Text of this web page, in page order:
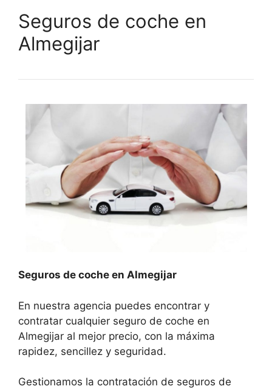
Seguros de coche en
Almegijar
Seguros de coche en Almegijar
En nuestra agencia puedes encontrar y
contratar cualquier seguro de coche en
Almegijar al mejor precio, con la máxima
rapidez, sencillez y seguridad.
Gestionamos la contratación de seguros de